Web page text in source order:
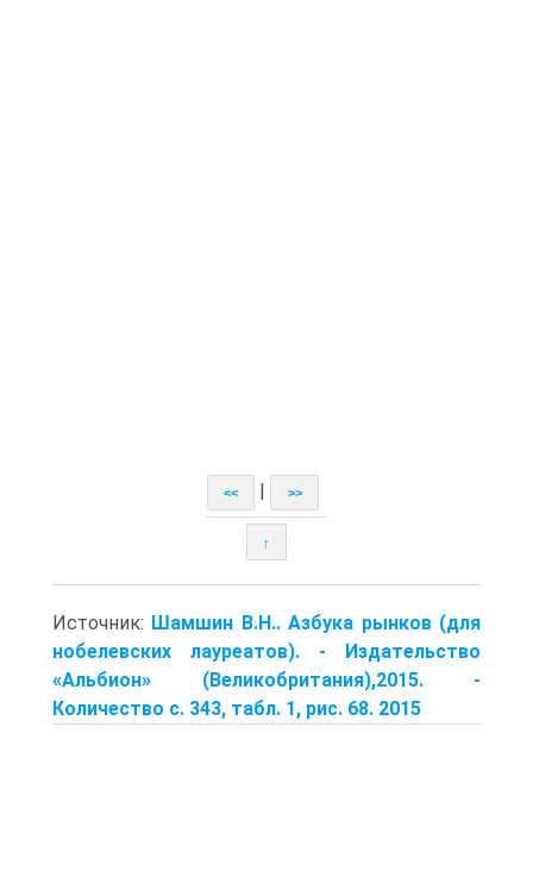
<< >>
↑
Источник: Шамшин В.Η.. Азбука рынков (для
нобелевских лауреатов). - Издательство
«Альбион» (Великобритания),2015. -
Количество с. 343, табл. 1, рис. 68. 2015